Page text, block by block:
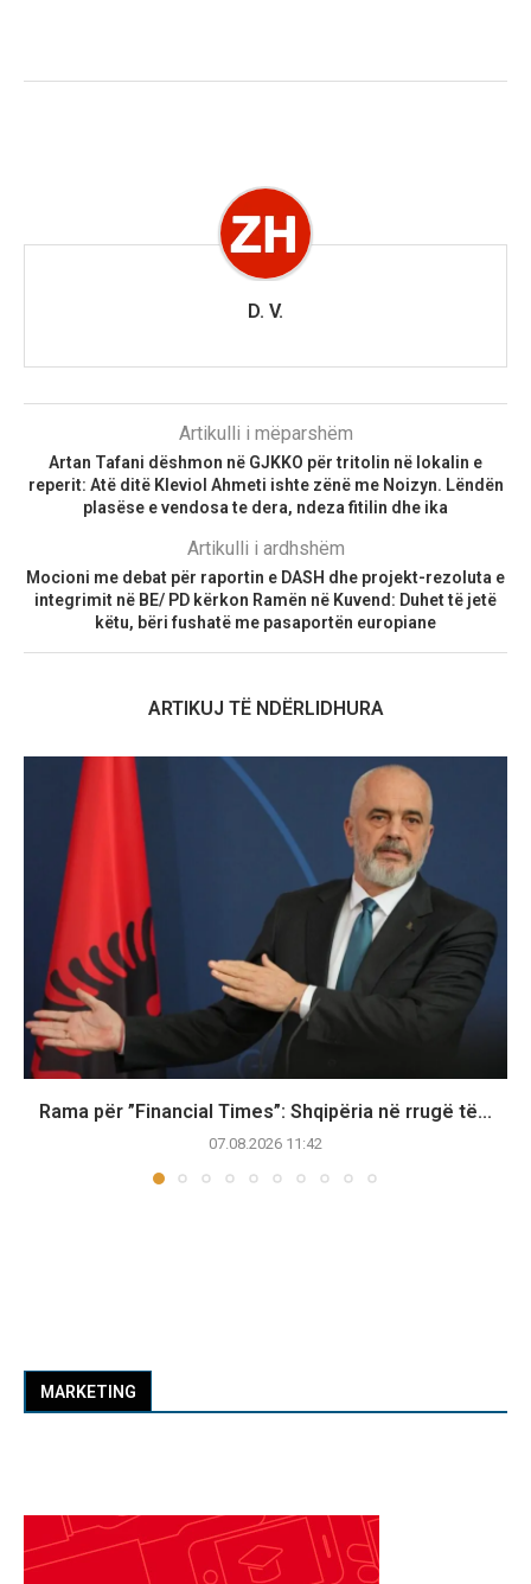
D. V.
Artikulli i mëparshëm
Artan Tafani dëshmon në GJKKO për tritolin në lokalin e
reperit: Atë ditë Kleviol Ahmeti ishte zënë me Noizyn. Lëndën
plasëse e vendosa te dera, ndeza fitilin dhe ika
Artikulli i ardhshëm
Mocioni me debat për raportin e DASH dhe projekt-rezoluta e
integrimit në BE/ PD kërkon Ramën në Kuvend: Duhet të jetë
këtu, bëri fushatë me pasaportën europiane
ARTIKUJ TË NDËRLIDHURA
Rama për ”Financial Times”: Shqipëria në rrugë të...
07.08.2026 11:42
MARKETING